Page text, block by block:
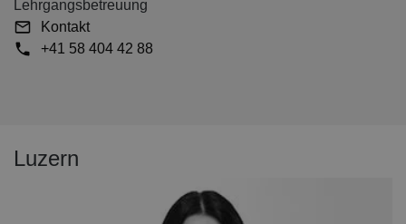
Lehrgangsbetreuung
Kontakt
+41 58 404 42 88
Luzern